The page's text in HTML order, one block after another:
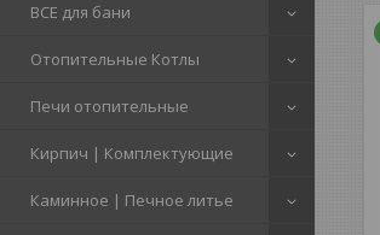
ВСЕ для бани
Отопительные Котлы
Печи отопительные
Кирпич | Комплектующие
Каминное | Печное литье